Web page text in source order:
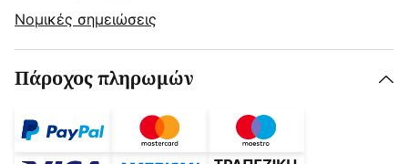
Νομικές σημειώσεις
Πάροχος πληρωμών